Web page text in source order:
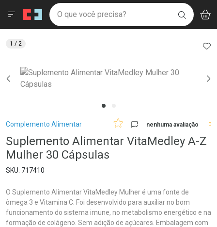
Drogaria São Paulo
Ir direto para a home
pela página
Ir direto para o conteúdo
Ir direto para a busca
Ir direto para a conta
Ir direto para a notificações
Ir direto para o carrinho
Ir direto para o menu
Faça a sua busca
O que você precisa? BUSCAR
Menu
Breadcrumb
Complemento Alimentar nenhuma avaliação 0
Suplemento Alimentar VitaMedley A-Z
Mulher 30 Cápsulas
717410
O Suplemento Alimentar VitaMedley Mulher é uma fonte de
ômega 3 e Vitamina C. Foi desenvolvido para auxiliar no bom
funcionamento do sistema imune, no metabolismo energético e na
formação de colágeno. Sem adição de açúcares. Embalagem com
1 / 2